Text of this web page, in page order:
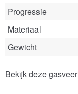
Progressie
Materiaal
Gewicht
Bekijk deze gasveer